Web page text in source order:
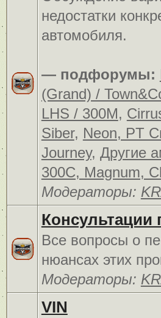
недостатки
автомобиля.
— подфорумы:
(Grand) /
LHS / 300M,
Siber, Neon, PT
Journey, Другие
300C, Magnum,
Модераторы:
Консультации
Все вопросы о
нюансах этих
Модераторы:
VIN